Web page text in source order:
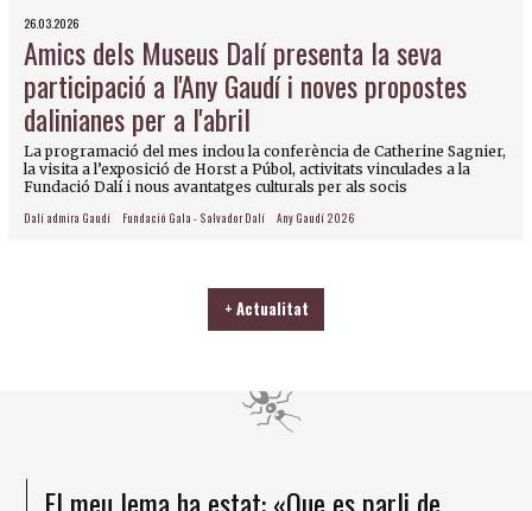
26.03.2026
Amics dels Museus Dalí presenta la seva
participació a l'Any Gaudí i noves propostes
dalinianes per a l'abril
La programació del mes inclou la conferència de Catherine Sagnier,
la visita a l’exposició de Horst a Púbol, activitats vinculades a la
Fundació Dalí i nous avantatges culturals per als socis
Dalí admira Gaudí Fundació Gala - Salvador Dalí Any Gaudí 2026
+ Actualitat